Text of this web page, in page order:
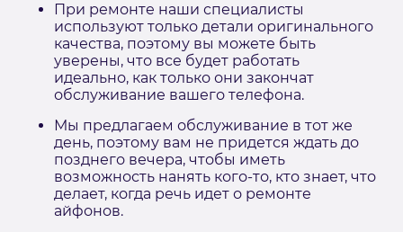
При ремонте наши специалисты
используют только детали оригинального
качества, поэтому вы можете быть
уверены, что все будет работать
идеально, как только они закончат
обслуживание вашего телефона.
Мы предлагаем обслуживание в тот же
день, поэтому вам не придется ждать до
позднего вечера, чтобы иметь
возможность нанять кого-то, кто знает, что
делает, когда речь идет о ремонте
айфонов.